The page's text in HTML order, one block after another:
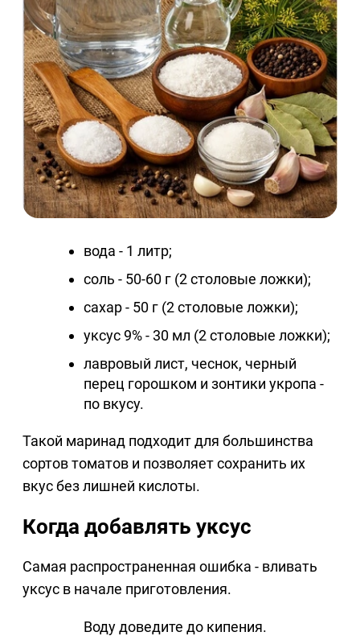
вода - 1 литр;
соль - 50-60 г (2 столовые ложки);
сахар - 50 г (2 столовые ложки);
уксус 9% - 30 мл (2 столовые ложки);
лавровый лист, чеснок, черный
перец горошком и зонтики укропа -
по вкусу.
Такой маринад подходит для большинства
сортов томатов и позволяет сохранить их
вкус без лишней кислоты.
Когда добавлять уксус
Самая распространенная ошибка - вливать
уксус в начале приготовления.
Воду доведите до кипения.